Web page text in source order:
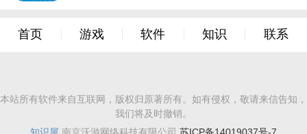
首页 游戏 软件 知识 联系
本站所有软件来自互联网，版权归原著所有。如有侵权，敬请来信告知，
我们将及时撤销。